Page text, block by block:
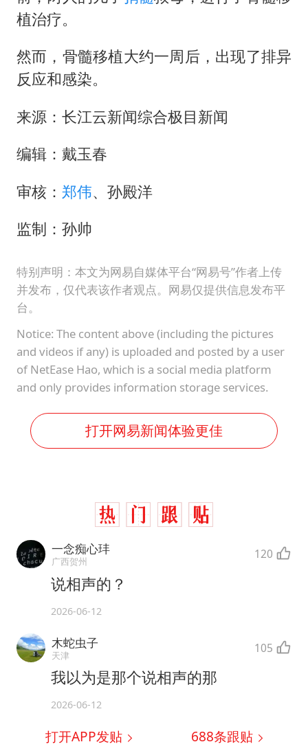
植治疗。
然而，骨髓移植大约一周后，出现了排异
反应和感染。
来源：长江云新闻综合极目新闻
编辑：戴玉春
审核： 郑伟、孙殿洋
监制：孙帅
特别声明：本文为网易自媒体平台“网易号”作者上传
并发布，仅代表该作者观点。网易仅提供信息发布平
台。
Notice: The content above (including the pictures
and videos if any) is uploaded and posted by a user
of NetEase Hao, which is a social media platform
and only provides information storage services.
打开网易新闻体验更佳
一念痴心玤
广西贺州 120
说相声的？
2026-06-12
木蛇虫子
天津 105
我以为是那个说相声的那
2026-06-12
打开APP发贴 688条跟贴